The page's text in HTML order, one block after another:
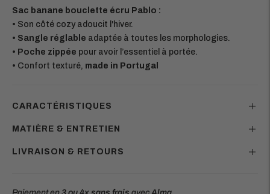
Sac banane bouclette écru Pablo :
• Son côté cozy adoucit l'hiver.
• Sangle réglable adaptée à toutes les morphologies.
• Poche zippée pour avoir l’essentiel à portée.
• Confort texturé, made in Portugal
CARACTÉRISTIQUES
MATIÈRE & ENTRETIEN
LIVRAISON & RETOURS